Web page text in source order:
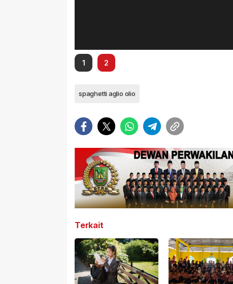
1 2
spaghetti aglio olio
Terkait